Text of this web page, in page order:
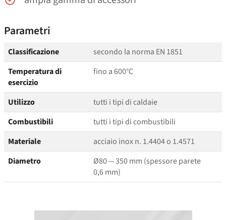
Parametri
Classificazione
secondo la norma EN 1851
Temperatura di
esercizio
fino a 600°C
Utilizzo
tutti i tipi di caldaie
Combustibili
tutti i tipi di combustibili
Materiale
acciaio inox n. 1.4404 o 1.4571
Diametro
Ø80 — 350 mm (spessore parete
0,6 mm)